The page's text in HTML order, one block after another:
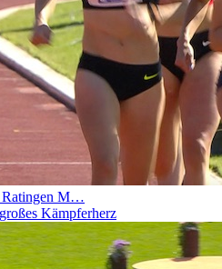
Ratingen M…
Kämpferherz